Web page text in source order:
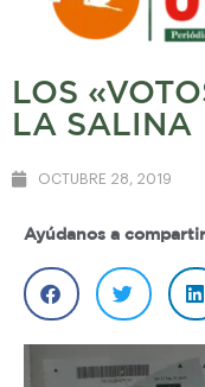
LOS
LA SALINA
OCTUBRE 28, 2019
Ayúdanos a